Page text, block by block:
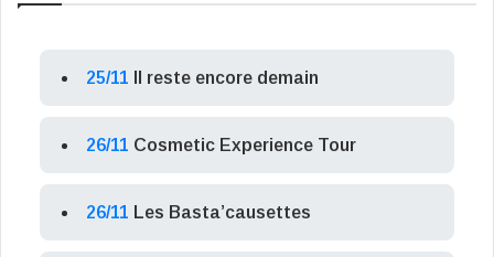
25/11 Il reste encore demain
26/11 Cosmetic Experience Tour
26/11 Les Basta’causettes